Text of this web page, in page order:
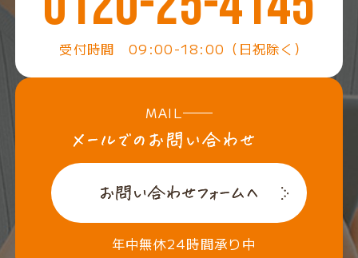
受付時間 09:00-18:00（日祝除く）
MAIL
年中無休24時間承り中